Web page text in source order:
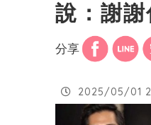
說：謝謝
分享
2025/05/01